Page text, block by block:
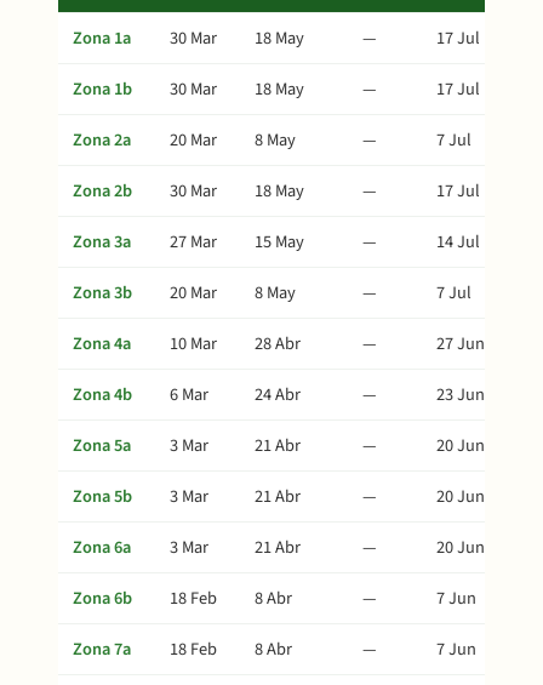
Zona 1a 30 Mar 18 May —
17 Jul
Zona 1b
30 Mar 18 May —
17 Jul
Zona 2a
20 Mar 8 May —
7 Jul
Zona 2b
30 Mar 18 May —
17 Jul
Zona 3a
27 Mar 15 May —
14 Jul
Zona 3b
20 Mar 8 May —
7 Jul
Zona 4a
10 Mar 28 Abr —
27 Jun
Zona 4b
6 Mar 24 Abr —
23 Jun
Zona 5a
3 Mar 21 Abr —
20 Jun
Zona 5b
3 Mar 21 Abr —
20 Jun
Zona 6a
3 Mar 21 Abr —
20 Jun
Zona 6b
18 Feb 8 Abr —
7 Jun
Zona 7a
18 Feb 8 Abr —
7 Jun